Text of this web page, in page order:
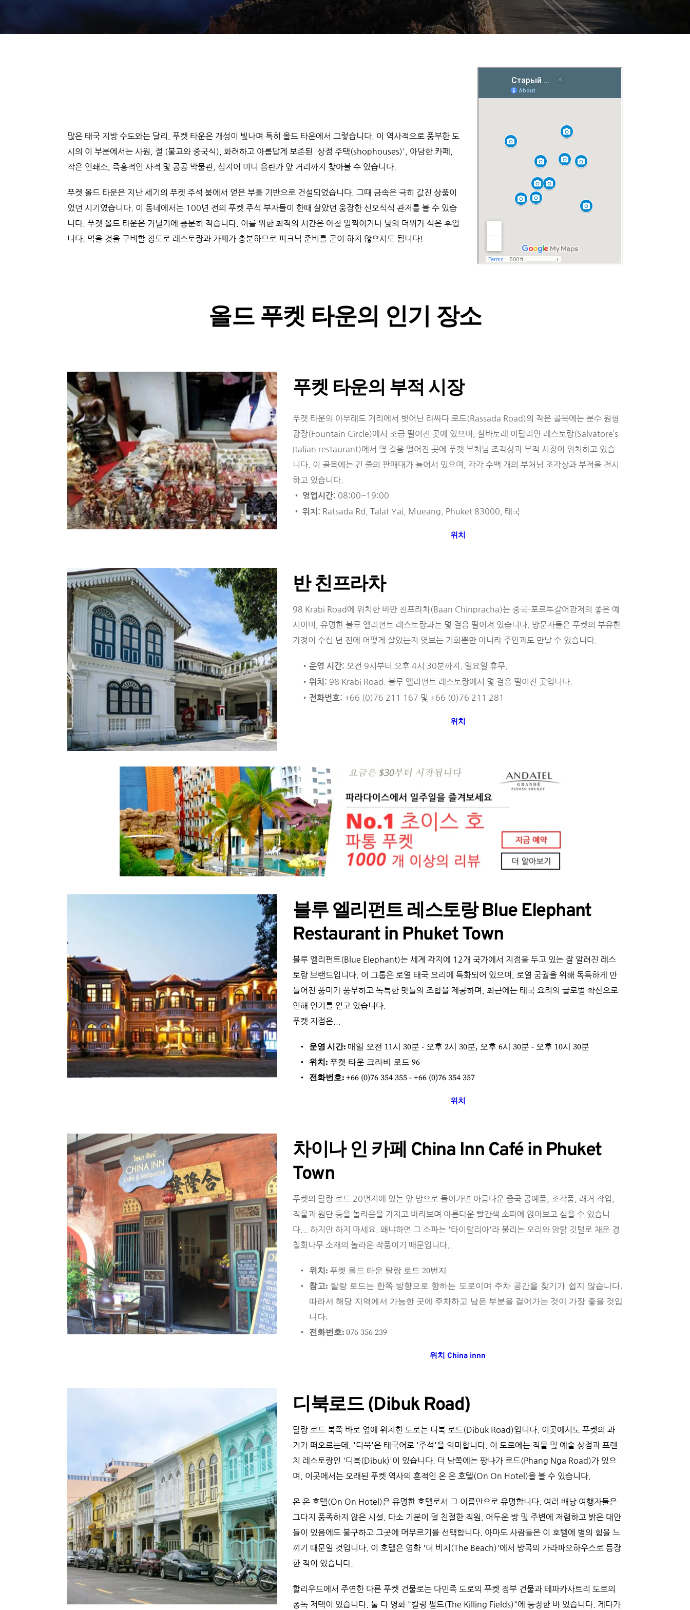
많은 태국 지방 수도와는 달리, 푸켓 타운은 개성이 빛나며 특히 올드 타운에서 그렇습니다. 이 역사적으로 풍부한 도
시의 이 부분에서는 사원, 절 (불교와 중국식), 화려하고 아름답게 보존된 '상점 주택(shophouses)', 아담한 카페,
작은 인쇄소, 즉흥적인 사적 및 공공 박물관, 심지어 미니 음란가 앞 거리까지 찾아볼 수 있습니다.
푸켓 올드 타운은 지난 세기의 푸켓 주석 붐에서 얻은 부를 기반으로 건설되었습니다. 그때 금속은 극히 값진 상품이
었던 시기였습니다. 이 동네에서는 100년 전의 푸켓 주석 부자들이 한때 살았던 웅장한 신오식식 관저를 볼 수 있습
니다. 푸켓 올드 타운은 거닐기에 충분히 작습니다. 이를 위한 최적의 시간은 아침 일찍이거나 낮의 더위가 식은 후입
니다. 먹을 것을 구비할 정도로 레스토랑과 카페가 충분하므로 피크닉 준비를 굳이 하지 않으셔도 됩니다!
올드 푸켓 타운의 인기 장소
푸켓 타운의 부적 시장
푸켓 타운의 아무래도 거리에서 벗어난 라싸다 로드(Rassada Road)의 작은 골목에는 분수 원형
광장(Fountain Circle)에서 조금 떨어진 곳에 있으며, 살바토레 이탈리안 레스토랑(Salvatore’s
Italian restaurant)에서 몇 걸음 떨어진 곳에 푸켓 부처님 조각상과 부적 시장이 위치하고 있습
니다. 이 골목에는 긴 줄의 판매대가 늘어서 있으며, 각각 수백 개의 부처님 조각상과 부적을 전시
하고 있습니다.
• 영업시간: 08:00~19:00
• 위치: Ratsada Rd, Talat Yai, Mueang, Phuket 83000, 태국
위치
반 친프라차
98 Krabi Road에 위치한 바안 친프라차(Baan Chinpracha)는 중국-포르투갈어관저의 좋은 예
시이며, 유명한 블루 엘리펀트 레스토랑과는 몇 걸음 떨어져 있습니다. 방문자들은 푸켓의 부유한
가정이 수십 년 전에 어떻게 살았는지 엿보는 기회뿐만 아니라 주인과도 만날 수 있습니다.
운영 시간: 오전 9시부터 오후 4시 30분까지. 일요일 휴무.
위치: 98 Krabi Road. 블루 엘리펀트 레스토랑에서 몇 걸음 떨어진 곳입니다.
전화번호: +66 (0)76 211 167 및 +66 (0)76 211 281
위치
블루 엘리펀트 레스토랑 Blue Elephant
Restaurant in Phuket Town
블루 엘리펀트(Blue Elephant)는 세계 각지에 12개 국가에서 지점을 두고 있는 잘 알려진 레스
토랑 브랜드입니다. 이 그룹은 로열 태국 요리에 특화되어 있으며, 로열 궁궐을 위해 독특하게 만
들어진 풍미가 풍부하고 독특한 맛들의 조합을 제공하며, 최근에는 태국 요리의 글로벌 확산으로
인해 인기를 얻고 있습니다.
푸켓 지점은...
운영 시간: 매일 오전 11시 30분 - 오후 2시 30분, 오후 6시 30분 - 오후 10시 30분
위치: 푸켓 타운 크라비 로드 96
전화번호: +66 (0)76 354 355 - +66 (0)76 354 357
위치
차이나 인 카페 China Inn Café in Phuket
Town
푸켓의 탈랑 로드 20번지에 있는 앞 방으로 들어가면 아름다운 중국 공예품, 조각품, 래커 작업,
직물과 원단 등을 놀라움을 가지고 바라보며 아름다운 빨간색 소파에 앉아보고 싶을 수 있습니
다... 하지만 하지 마세요. 왜냐하면 그 소파는 '타이랄리아'라 불리는 오리와 암탉 깃털로 채운 경
칠회나무 소재의 놀라운 작품이기 때문입니다..
위치: 푸켓 올드 타운 탈랑 로드 20번지
참고: 탈랑 로드는 한쪽 방향으로 향하는 도로이며 주차 공간을 찾기가 쉽지 않습니다.
따라서 해당 지역에서 가능한 곳에 주차하고 남은 부분을 걸어가는 것이 가장 좋을 것입
니다.
전화번호: 076 356 239
위치 China innn
디북로드 (Dibuk Road)
탈랑 로드 북쪽 바로 옆에 위치한 도로는 디북 로드(Dibuk Road)입니다. 이곳에서도 푸켓의 과
거가 떠오르는데, '디북'은 태국어로 '주석'을 의미합니다. 이 도로에는 직물 및 예술 상점과 프렌
치 레스토랑인 '디북(Dibuk)'이 있습니다. 더 남쪽에는 팡나가 로드(Phang Nga Road)가 있으
며, 이곳에서는 오래된 푸켓 역사의 흔적인 온 온 호텔(On On Hotel)을 볼 수 있습니다.
온 온 호텔(On On Hotel)은 유명한 호텔로서 그 이름만으로 유명합니다. 여러 배낭 여행자들은
그다지 풍족하지 않은 시설, 다소 기분이 덜 친절한 직원, 어두운 방 및 주변에 저렴하고 밝은 대안
들이 있음에도 불구하고 그곳에 머무르기를 선택합니다. 아마도 사람들은 이 호텔에 별의 힘을 느
끼기 때문일 것입니다. 이 호텔은 영화 '더 비치(The Beach)'에서 방콕의 가라파오하우스로 등장
한 적이 있습니다.
할리우드에서 주연한 다른 푸켓 건물로는 다민족 도로의 푸켓 정부 건물과 테파카사트리 도로의
총독 저택이 있습니다. 둘 다 영화 "킬링 필드(The Killing Fields)"에 등장한 바 있습니다. 게다가